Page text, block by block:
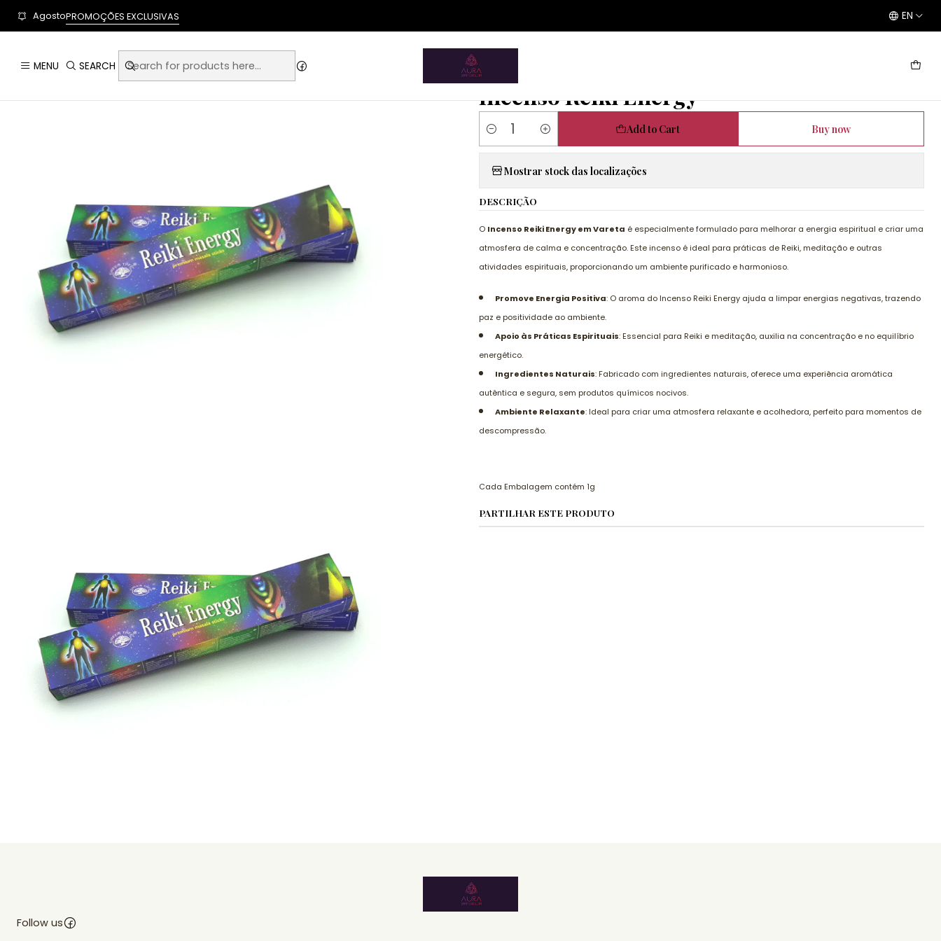
User-agent: * Allow: / Sitemap: https://www.auraemporium.pt/sitemap.xml
MENU SEARCH
AgostoPROMOÇÕES EXCLUSIVAS
EN
Home
Artigos Esotéricos Incensos, Defumadores e Queimadores Green Tree Incenso Reiki Energy
|
Incenso Reiki Energy
Quantity
Add to Cart Buy now
Mostrar stock das localizações
DESCRIÇÃO
O Incenso Reiki Energy em Vareta é especialmente formulado para melhorar a energia espiritual e criar uma
atmosfera de calma e concentração. Este incenso é ideal para práticas de Reiki, meditação e outras
atividades espirituais, proporcionando um ambiente purificado e harmonioso.
Promove Energia Positiva: O aroma do Incenso Reiki Energy ajuda a limpar energias negativas, trazendo
paz e positividade ao ambiente.
Apoio às Práticas Espirituais: Essencial para Reiki e meditação, auxilia na concentração e no equilíbrio
energético.
Ingredientes Naturais: Fabricado com ingredientes naturais, oferece uma experiência aromática
autêntica e segura, sem produtos químicos nocivos.
Ambiente Relaxante: Ideal para criar uma atmosfera relaxante e acolhedora, perfeito para momentos de
descompressão.
Cada Embalagem contém 1g
PARTILHAR ESTE PRODUTO
Follow us